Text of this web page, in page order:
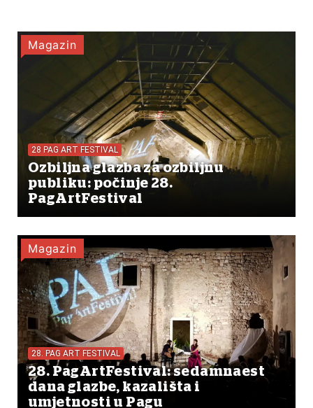
Magazin
28 PAG ART FESTIVAL
Ozbiljna glazba za ozbiljnu
publiku: počinje 28.
PagArtFestival
Magazin
28. PAG ART FESTIVAL
28. PagArtFestival: sedamnaest
dana glazbe, kazališta i
umjetnosti u Pagu